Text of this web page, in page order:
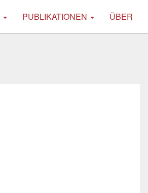
PUBLIKATIONEN ÜBER